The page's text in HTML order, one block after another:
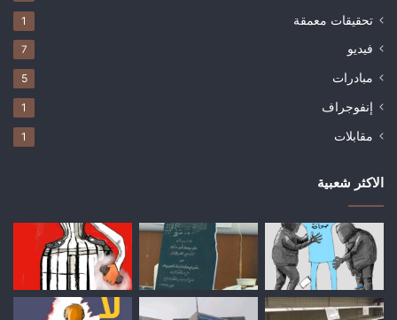
تحقيقات معمقة 1
فيديو 7
مبادرات 5
إنفوجراف 1
مقابلات 1
الاكثر شعبية